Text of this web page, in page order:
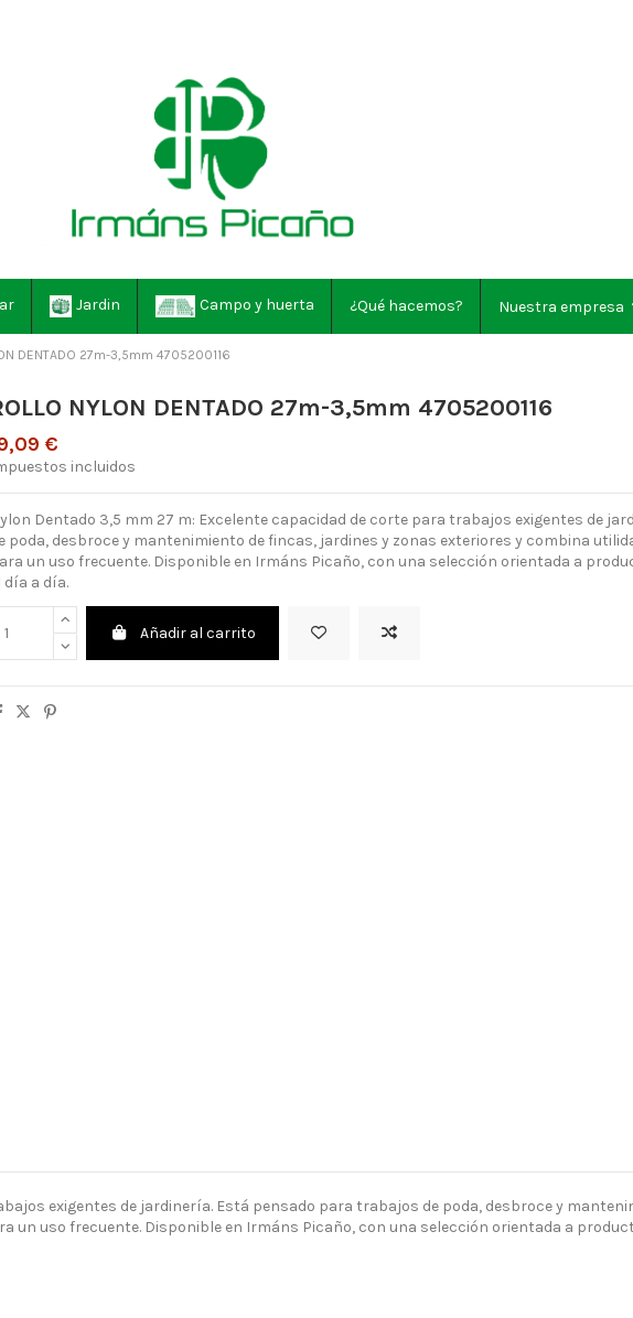
Jardin Campo y huerta ¿Qué hacemos? Nuestra empresa
DENTADO 27m-3,5mm 4705200116
NYLON DENTADO 27m-3,5mm 4705200116
€
incluidos
Dentado 3,5 mm 27 m: Excelente capacidad de corte para trabajos exigentes de
poda, desbroce y mantenimiento de fincas, jardines y zonas exteriores y combina
un uso frecuente. Disponible en Irmáns Picaño, con una selección orientada a
día a día.
Añadir al carrito
exigentes de jardinería. Está pensado para trabajos de poda, desbroce y
un uso frecuente. Disponible en Irmáns Picaño, con una selección orientada a